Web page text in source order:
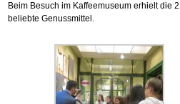
Beim Besuch im Kaffeemuseum erhielt die
beliebte Genussmittel.